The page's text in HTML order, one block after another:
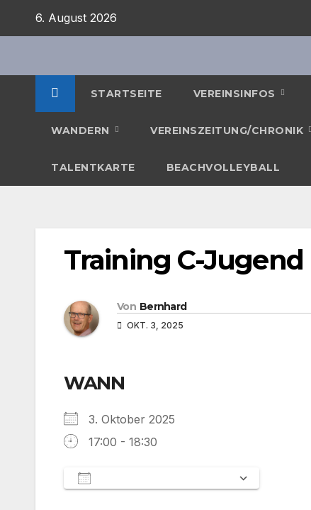
6. August 2026
STARTSEITE VEREINSINFOS
WANDERN VEREINSZEITUNG/CHRONIK
TALENTKARTE BEACHVOLLEYBALL
Training C-Jugend
Von Bernhard
OKT. 3, 2025
WANN
3. Oktober 2025
17:00 - 18:30